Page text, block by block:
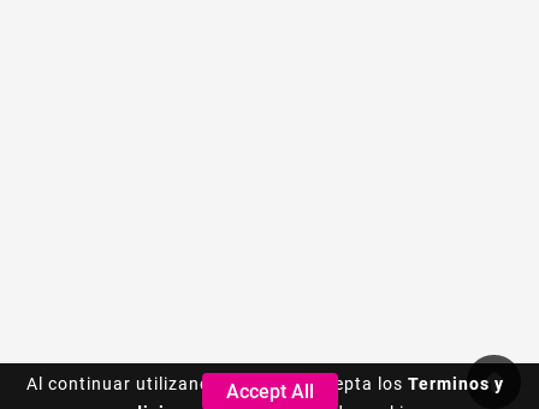
Al continuar utilizando este sitio, acepta los Terminos y
Accept All
Al continuar utilizando este sitio, acepta los Terminos y
Accept All